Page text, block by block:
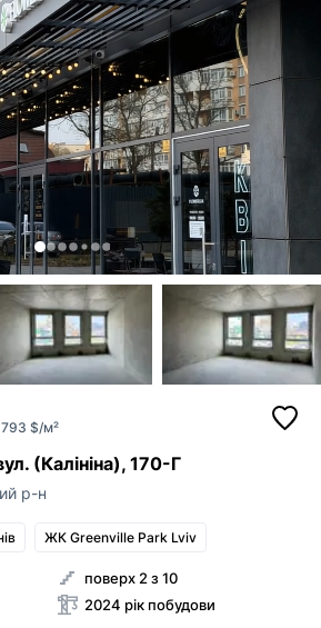
793 $/м²
(Калініна), 170-Г
р-н
ЖК Greenville Park Lviv
поверх 2 з 10
2024 рік побудови